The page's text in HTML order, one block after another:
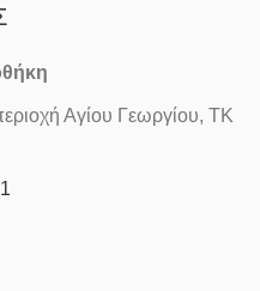
Αγίου Γεωργίου, ΤΚ